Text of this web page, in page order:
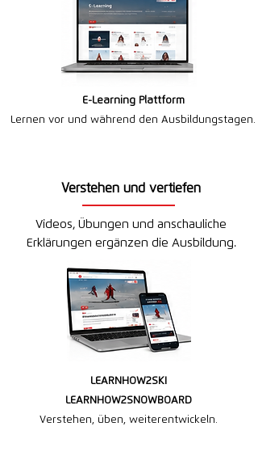
E-Learning Plattform
Lernen vor und während den Ausbildungstagen.
Verstehen und vertiefen
Videos, Übungen und anschauliche
Erklärungen ergänzen die Ausbildung.
LEARNHOW2SKI
LEARNHOW2SNOWBOARD
Verstehen, üben, weiterentwickeln.